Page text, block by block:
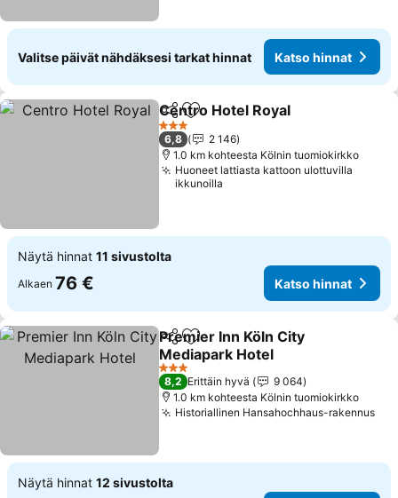
Valitse päivät nähdäksesi tarkat hinnat Katso hinnat
Jaa Lisää suosikkeihin
Centro Hotel Royal
3 Tähtiluokitus
6,8
2 146
1.0 km kohteesta Kölnin tuomiokirkko
Huoneet lattiasta kattoon ulottuvilla
ikkunoilla
Näytä hinnat 11 sivustolta
Alkaen 76 € Katso hinnat
Jaa Lisää suosikkeihin
Premier Inn Köln City
Mediapark Hotel
3 Tähtiluokitus
8,2 Erittäin hyvä
9 064
1.0 km kohteesta Kölnin tuomiokirkko
Historiallinen Hansahochhaus-rakennus
Näytä hinnat 12 sivustolta